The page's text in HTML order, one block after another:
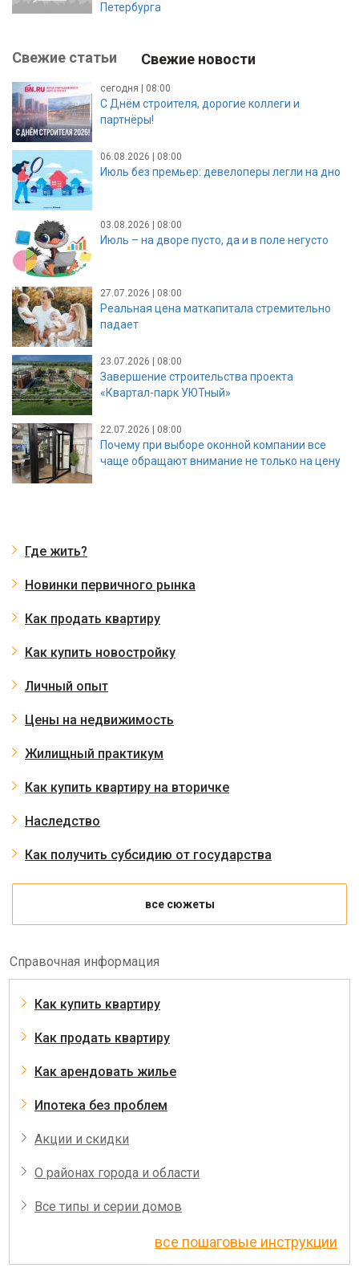
Петербурга
Свежие статьи Свежие новости
сегодня | 08:00
С Днём строителя, дорогие коллеги и
партнёры!
06.08.2026 | 08:00
Июль без премьер: девелоперы легли на дно
03.08.2026 | 08:00
Июль – на дворе пусто, да и в поле негусто
27.07.2026 | 08:00
Реальная цена маткапитала стремительно
падает
23.07.2026 | 08:00
Завершение строительства проекта
«Квартал-парк УЮТный»
22.07.2026 | 08:00
Почему при выборе оконной компании все
чаще обращают внимание не только на цену
Где жить?
Новинки первичного рынка
Как продать квартиру
Как купить новостройку
Личный опыт
Цены на недвижимость
Жилищный практикум
Как купить квартиру на вторичке
Наследство
Как получить субсидию от государства
все сюжеты
Справочная информация
Как купить квартиру
Как продать квартиру
Как арендовать жилье
Ипотека без проблем
Акции и скидки
О районах города и области
Все типы и серии домов
все пошаговые инструкции